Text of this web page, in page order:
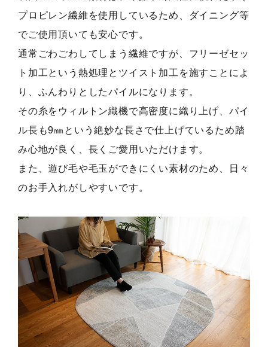
プロピレン繊維を使用しているため、ダイニング等
でご使用頂いても安心です。
通常ごわごわしてしまう繊維ですが、フリーゼセッ
ト加工という熱処理とツイスト加工を施すことによ
り、ふんわりとしたパイルになります。
その糸をウィルトン織機で高密度に織り上げ、パイ
ル長も9㎜という絶妙な長さで仕上げているため踏
み心地が良く、長くご愛用いただけます。
また、遊び毛や毛玉ができにくい素材のため、日々
のお手入れがしやすいです。